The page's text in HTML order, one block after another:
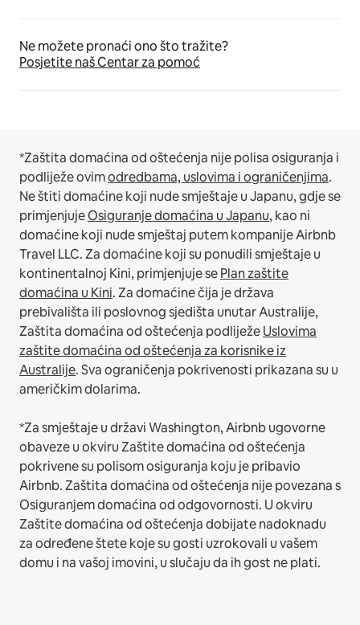
Ne možete pronaći ono što tražite?
Posjetite naš Centar za pomoć
*Zaštita domaćina od oštećenja nije polisa osiguranja i
podliježe ovimodredbama, uslovima i ograničenjima.
Ne štiti domaćine koji nude smještaje u Japanu, gdje se
primjenjujeOsiguranje domaćina u Japanu, kao ni
domaćine koji nude smještaj putem kompanije Airbnb
Travel LLC.Za domaćine koji su ponudili smještaje u
kontinentalnoj Kini, primjenjuje sePlan zaštite
domaćina u Kini.Za domaćine čija je država
prebivališta ili poslovnog sjedišta unutar Australije,
Zaštita domaćina od oštećenja podliježeUslovima
zaštite domaćina od oštećenja za korisnike iz
Australije. Sva ograničenja pokrivenosti prikazana su u
američkim dolarima.
*Za smještaje u državi Washington, Airbnb ugovorne
obaveze u okviru Zaštite domaćina od oštećenja
pokrivene su polisom osiguranja koju je pribavio
Airbnb. Zaštita domaćina od oštećenja nije povezana s
Osiguranjem domaćina od odgovornosti. U okviru
Zaštite domaćina od oštećenja dobijate nadoknadu
za određene štete koje su gosti uzrokovali u vašem
domu i na vašoj imovini, u slučaju da ih gost ne plati.